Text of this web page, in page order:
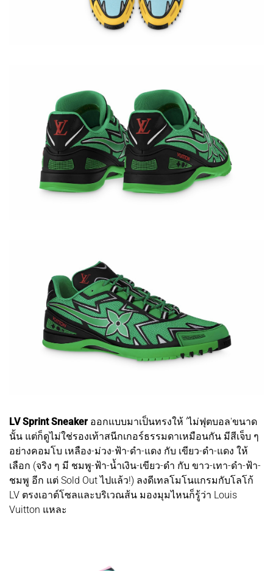
LV Sprint Sneakerออกแบบมาเป็นทรงให้ 'ไม่ฟุตบอล'ขนาด
นั้น แต่ก็ดูไม่ใช่รองเท้าสนีกเกอร์ธรรมดาเหมือนกัน มีสีเจ็บ ๆ
อย่างคอมโบ เหลือง-ม่วง-ฟ้า-ดำ-แดง กับ เขียว-ดำ-แดง ให้
เลือก (จริง ๆ มี ชมพู-ฟ้า-น้ำเงิน-เขียว-ดำ กับ ขาว-เทา-ดำ-ฟ้า-
ชมพู อีก แต่ Sold Out ไปแล้ว!) ลงดีเทลโมโนแกรมกับโลโก้
LV ตรงเอาต์โซลและบริเวณส้น มองมุมไหนก็รู้ว่า Louis
Vuitton แหละ